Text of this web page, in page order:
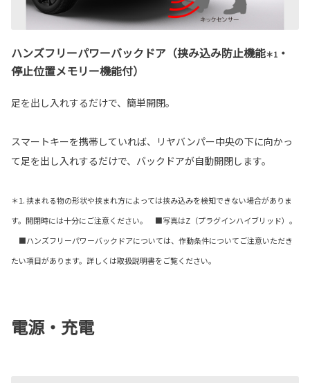
ハンズフリーパワーバックドア（挟み込み防止機能＊1 ・
停止位置メモリー機能付）
足を出し入れするだけで、簡単開閉。
スマートキーを携帯していれば、リヤバンパー中央の下に向かっ
て足を出し入れするだけで、バックドアが自動開閉します。
＊1. 挟まれる物の形状や挟まれ方によっては挟み込みを検知できない場合がありま
す。開閉時には十分にご注意ください。 ■写真はZ（プラグインハイブリッド）。
■ハンズフリーパワーバックドアについては、作動条件についてご注意いただき
たい項目があります。詳しくは取扱説明書をご覧ください。
電源・充電